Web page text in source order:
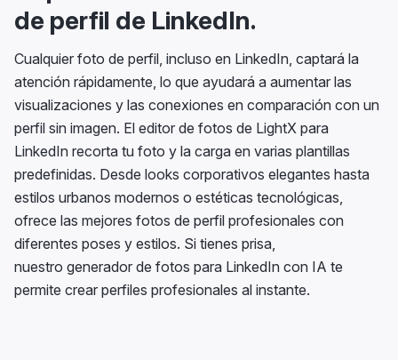
de perfil de LinkedIn.
Cualquier foto de perfil, incluso en LinkedIn, captará la
atención rápidamente, lo que ayudará a aumentar las
visualizaciones y las conexiones en comparación con un
perfil sin imagen. El editor de fotos de LightX para
LinkedIn recorta tu foto y la carga en varias plantillas
predefinidas. Desde looks corporativos elegantes hasta
estilos urbanos modernos o estéticas tecnológicas,
ofrece las mejores fotos de perfil profesionales con
diferentes poses y estilos. Si tienes prisa,
nuestro generador de fotos para LinkedIn con IA te
permite crear perfiles profesionales al instante.